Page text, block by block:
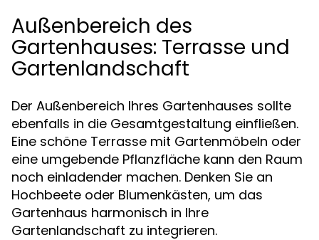
Außenbereich des
Gartenhauses: Terrasse und
Gartenlandschaft
Der Außenbereich Ihres Gartenhauses sollte
ebenfalls in die Gesamtgestaltung einfließen.
Eine schöne Terrasse mit Gartenmöbeln oder
eine umgebende Pflanzfläche kann den Raum
noch einladender machen. Denken Sie an
Hochbeete oder Blumenkästen, um das
Gartenhaus harmonisch in Ihre
Gartenlandschaft zu integrieren.